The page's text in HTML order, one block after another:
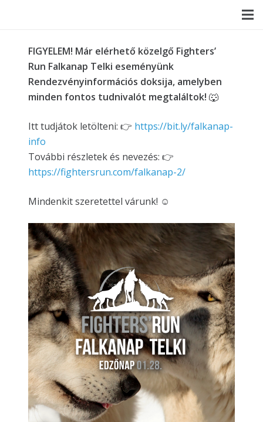
FIGYELEM! Már elérhető közelgő Fighters’
Run Falkanap Telki eseményünk
Rendezvényinformációs doksija, amelyben
minden fontos tudnivalót megtaláltok! 🐺
Itt tudjátok letölteni: 👉 https://bit.ly/falkanap-
info
További részletek és nevezés: 👉
https://fightersrun.com/falkanap-2/
Mindenkit szeretettel várunk! ☺️